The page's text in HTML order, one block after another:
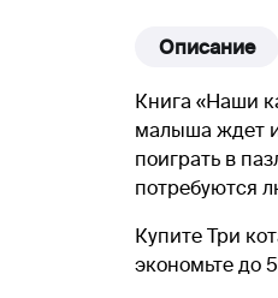
Описание
Книга «Наши
малыша ждет
поиграть в
потребуются
Купите Три
экономьте до